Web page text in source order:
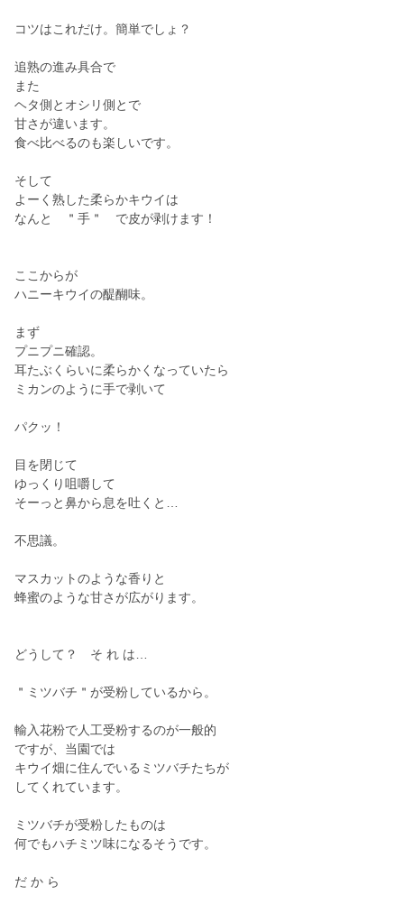
コツはこれだけ。簡単でしょ？
追熟の進み具合で
また
ヘタ側とオシリ側とで
甘さが違います。
食べ比べるのも楽しいです。
そして
よーく熟した柔らかキウイは
なんと ＂手＂ で皮が剥けます！
ここからが
ハニーキウイの醍醐味。
まず
プニプニ確認。
耳たぶくらいに柔らかくなっていたら
ミカンのように手で剥いて
パクッ！
目を閉じて
ゆっくり咀嚼して
そーっと鼻から息を吐くと…
不思議。
マスカットのような香りと
蜂蜜のような甘さが広がります。
どうして？ そ れ は…
＂ミツバチ＂が受粉しているから。
輸入花粉で人工受粉するのが一般的
ですが、当園では
キウイ畑に住んでいるミツバチたちが
してくれています。
ミツバチが受粉したものは
何でもハチミツ味になるそうです。
だ か ら